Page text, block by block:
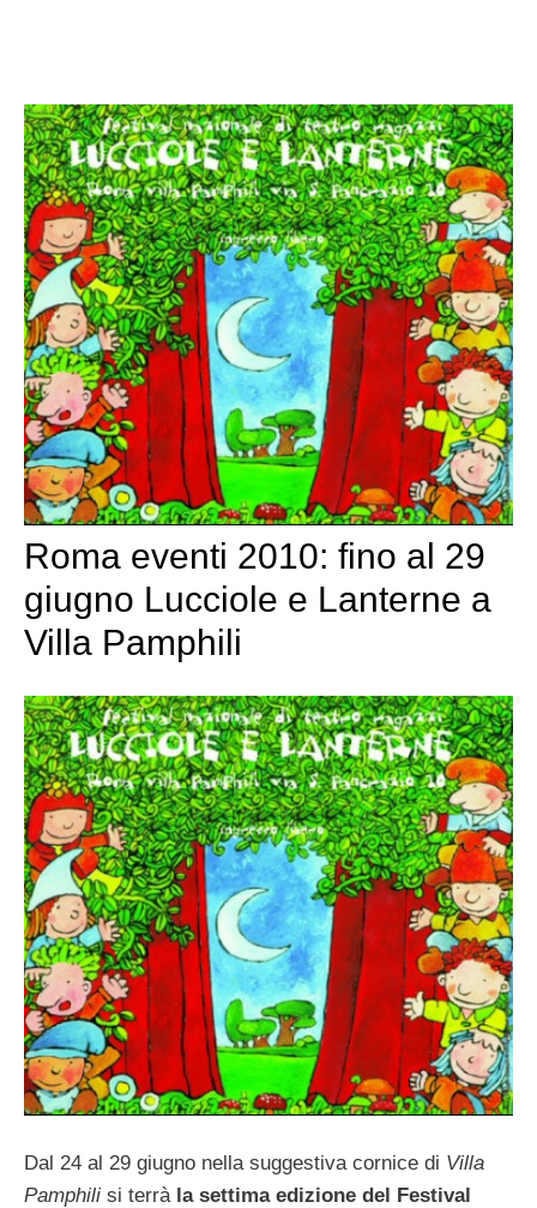
Roma eventi 2010: fino al 29
giugno Lucciole e Lanterne a
Villa Pamphili
Dal 24 al 29 giugno nella suggestiva cornice di Villa
Pamphili si terràla settima edizione del Festival